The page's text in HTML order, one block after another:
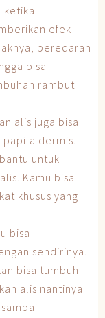
ketika
efek
peredaran
bisa
rambut
alis juga bisa
papila dermis.
untuk
Kamu bisa
khusus yang
bisa
sendirinya.
bisa tumbuh
alis nantinya